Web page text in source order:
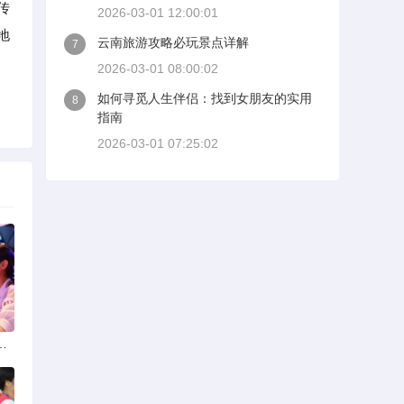
2026-03-01 12:00:01
7
云南旅游攻略必玩景点详解
2026-03-01 08:00:02
8
如何寻觅人生伴侣：找到女朋友的实用
指南
2026-03-01 07:25:02